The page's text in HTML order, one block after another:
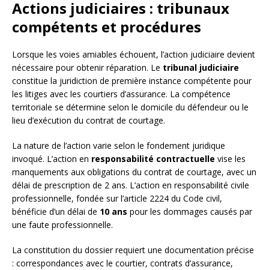
Actions judiciaires : tribunaux
compétents et procédures
Lorsque les voies amiables échouent, l’action judiciaire devient
nécessaire pour obtenir réparation. Le tribunal judiciaire
constitue la juridiction de première instance compétente pour
les litiges avec les courtiers d’assurance. La compétence
territoriale se détermine selon le domicile du défendeur ou le
lieu d’exécution du contrat de courtage.
La nature de l’action varie selon le fondement juridique
invoqué. L’action en responsabilité contractuelle vise les
manquements aux obligations du contrat de courtage, avec un
délai de prescription de 2 ans. L’action en responsabilité civile
professionnelle, fondée sur l’article 2224 du Code civil,
bénéficie d’un délai de 10 ans pour les dommages causés par
une faute professionnelle.
La constitution du dossier requiert une documentation précise
: correspondances avec le courtier, contrats d’assurance,